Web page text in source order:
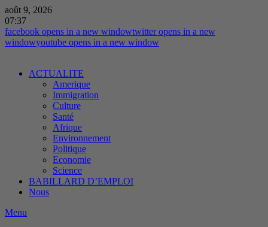
août 9, 2026
07:37
facebook opens in a new windowtwitter opens in a new
windowyoutube opens in a new window
ACTUALITE
Amerique
Immigration
Culture
Santé
Afrique
Environnement
Politique
Economie
Science
BABILLARD D’EMPLOI
Nous
Menu